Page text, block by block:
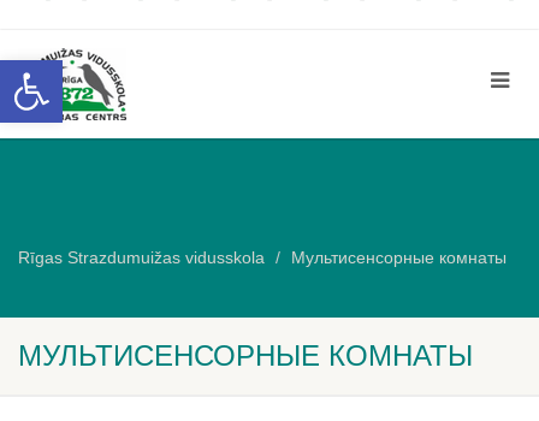
Открыть панель инструментов
Rīgas Strazdumuižas vidusskola Мультисенсорные комнаты
МУЛЬТИСЕНСОРНЫЕ КОМНАТЫ